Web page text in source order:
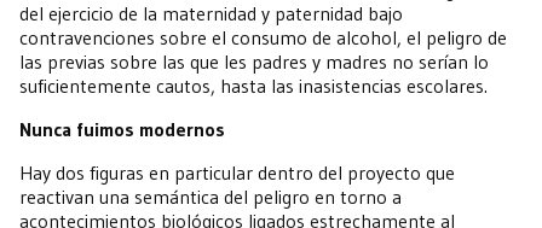
del ejercicio de la maternidad y paternidad bajo
contravenciones sobre el consumo de alcohol, el peligro de
las previas sobre las que les padres y madres no serían lo
suficientemente cautos, hasta las inasistencias escolares.
Nunca fuimos modernos
Hay dos figuras en particular dentro del proyecto que
reactivan una semántica del peligro en torno a
acontecimientos biológicos ligados estrechamente al